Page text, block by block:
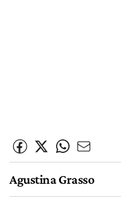
Agustina Grasso